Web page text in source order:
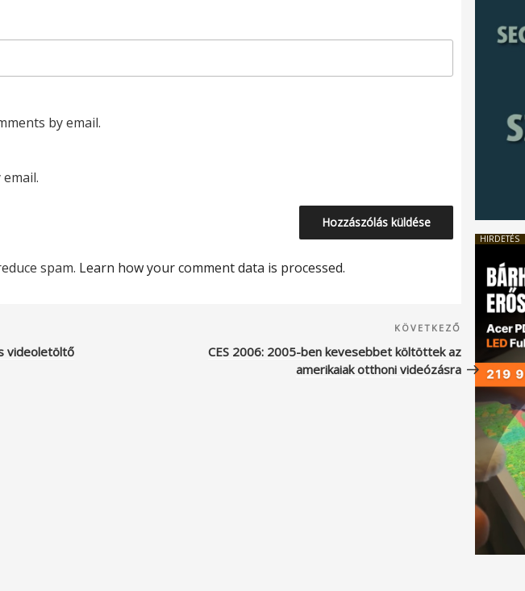
by email.
spam. Learn how your comment data is processed.
videoletöltő
Következő
bejegyzés
KÖVETKEZŐ
CES 2006: 2005-ben kevesebbet költöttek az
amerikaiak otthoni videózásra
HIRDETÉS